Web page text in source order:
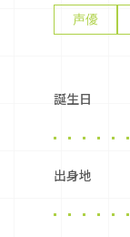
声優
誕生日
出身地